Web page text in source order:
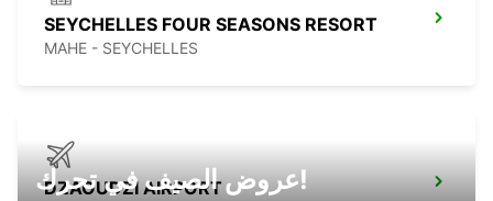
SEYCHELLES FOUR SEASONS RESORT
MAHE - SEYCHELLES
DZAOUDZI AIRPORT عروض الصيف في تحرك!